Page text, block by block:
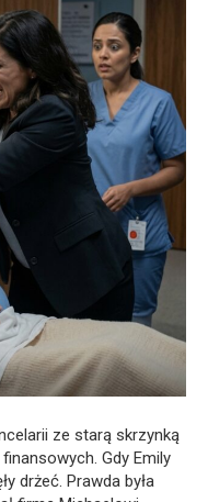
ze starą skrzynką
Gdy Emily
drżeć. Prawda była